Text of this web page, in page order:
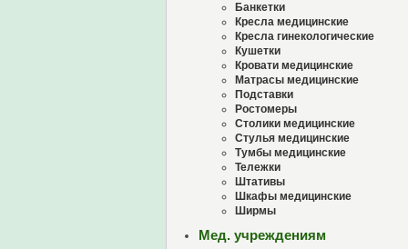
Банкетки
Кресла медицинские
Кресла гинекологические
Кушетки
Кровати медицинские
Матрасы медицинские
Подставки
Ростомеры
Столики медицинские
Стулья медицинские
Тумбы медицинские
Тележки
Штативы
Шкафы медицинские
Ширмы
Мед. учреждениям